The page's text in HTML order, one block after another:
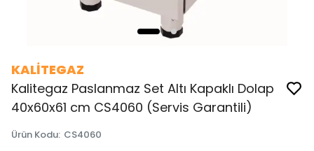
KALİTEGAZ
Kalitegaz Paslanmaz Set Altı Kapaklı Dolap
40x60x61 cm CS4060 (Servis Garantili)
Ürün Kodu: CS4060